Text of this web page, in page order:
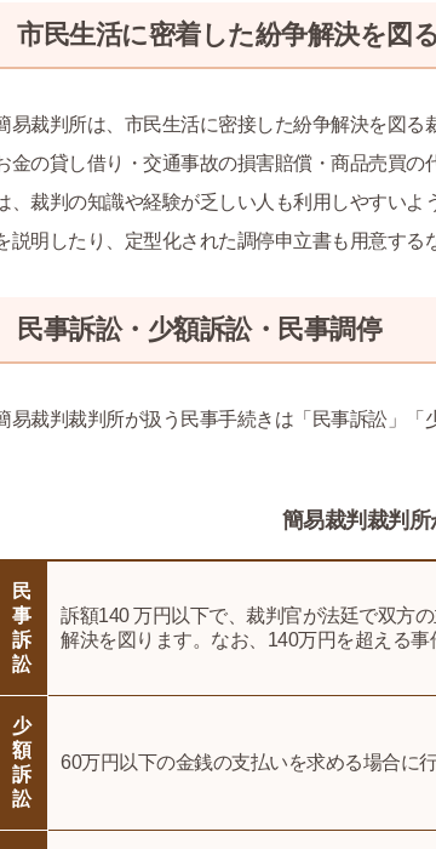
市民生活に密着した紛争解決を図る
易裁判所は、市民生活に密接した紛争解決を図る
金の貸し借り・交通事故の損害賠償・商品売買
、裁判の知識や経験が乏しい人も利用しやすい
説明したり、定型化された調停申立書も用意する
民事訴訟・少額訴訟・民事調停
易裁判裁判所が扱う民事手続きは「民事訴訟」「
簡易裁判裁判
民
事
訴
訟
訴額140 万円以下で、裁判官が法廷で双方
解決を図ります。なお、140万円を超える
少
額
訴
訟
60万円以下の金銭の支払いを求める場合に